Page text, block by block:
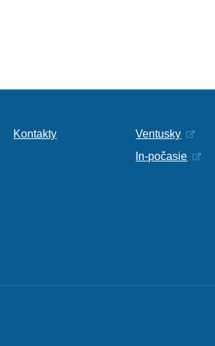
Kontakty
Ventusky
In-počasie